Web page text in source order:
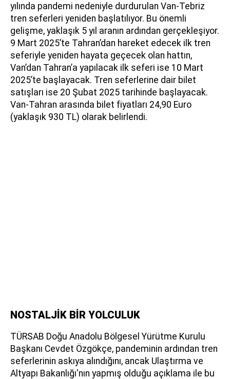
yılında pandemi nedeniyle durdurulan Van-Tebriz
tren seferleri yeniden başlatılıyor. Bu önemli
gelişme, yaklaşık 5 yıl aranın ardından gerçekleşiyor.
9 Mart 2025’te Tahran’dan hareket edecek ilk tren
seferiyle yeniden hayata geçecek olan hattın,
Van’dan Tahran’a yapılacak ilk seferi ise 10 Mart
2025’te başlayacak. Tren seferlerine dair bilet
satışları ise 20 Şubat 2025 tarihinde başlayacak.
Van-Tahran arasında bilet fiyatları 24,90 Euro
(yaklaşık 930 TL) olarak belirlendi.
NOSTALJİK BİR YOLCULUK
TÜRSAB Doğu Anadolu Bölgesel Yürütme Kurulu
Başkanı Cevdet Özgökçe, pandeminin ardından tren
seferlerinin askıya alındığını, ancak Ulaştırma ve
Altyapı Bakanlığı'nın yapmış olduğu açıklama ile bu